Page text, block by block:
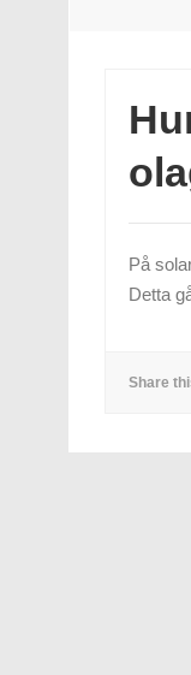
På
Detta
Share